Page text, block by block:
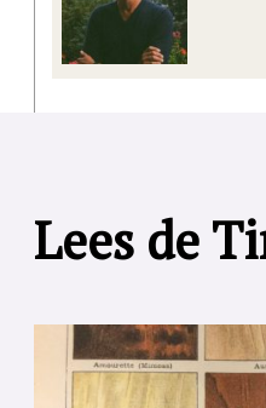
Lees de